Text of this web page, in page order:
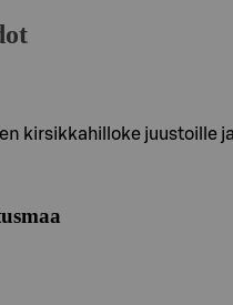
kirsikkahilloke juustoille